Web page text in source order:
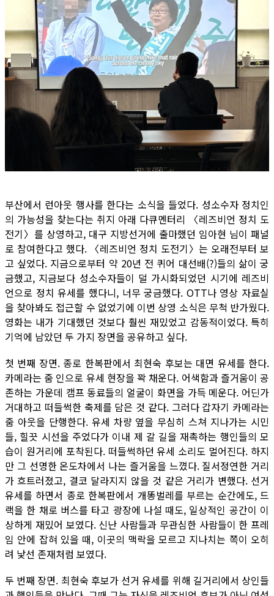
부산에서 런아웃 행사를 한다는 소식을 들었다. 성소수자 정치인
의 가능성을 찾는다는 취지 아래 다큐멘터리 〈레즈비언 정치 도
전기〉를 상영하고, 대구 지방선거에 출마했던 임아현 님이 패널
로 참여한다고 했다. 〈레즈비언 정치 도전기〉는 오래전부터 보
고 싶었다. 지금으로부터 약 20년 전 퀴어 대선배(?)들의 삶이 궁
금했고, 지금보다 성소수자들이 덜 가시화되었던 시기에 레즈비
언으로 정치 유세를 했다니, 너무 궁금했다. OTT나 영상 자료실
을 찾아봐도 접근할 수 없었기에 이번 상영 소식은 무척 반가웠다.
영화는 내가 기대했던 것보다 훨씬 재밌었고 감동적이었다. 특히
기억에 남았던 두 가지 장면을 공유하고 싶다.
첫 번째 장면. 종로 한복판에서 최현숙 후보는 대면 유세를 한다.
카메라는 줌 인으로 유세 현장을 꽉 채운다. 어색함과 즐거움이 공
존하는 가운데 캠프 동료들의 얼굴이 화면을 가득 메운다. 어딘가
거대하고 떠들썩한 축제를 담은 것 같다. 그러다 갑자기 카메라는
줌 아웃을 단행한다. 유세 차량 옆을 무심히 스쳐 지나가는 시민
들, 힐끗 시선을 주었다가 이내 제 갈 길을 재촉하는 행인들의 모
습이 원거리에 포착된다. 떠들썩하던 유세 소리도 멀어진다. 하지
만 그 선명한 온도차에서 나는 즐거움을 느꼈다. 질서정연한 거리
가 흐트러졌고, 결코 달라지지 않을 것 같은 거리가 변했다. 선거
유세를 하면서 종로 한복판에서 개똥벌레를 부르는 순간에도, 드
랙을 한 채로 버스를 타고 광장에 나설 때도, 일상적인 공간이 이
상하게 재밌어 보였다. 신난 사람들과 무관심한 사람들이 한 프레
임 안에 잡혀 있을 때, 이곳의 맥락을 모르고 지나치는 쪽이 오히
려 낯선 존재처럼 보였다.
두 번째 장면. 최현숙 후보가 선거 유세를 위해 길거리에서 상인들